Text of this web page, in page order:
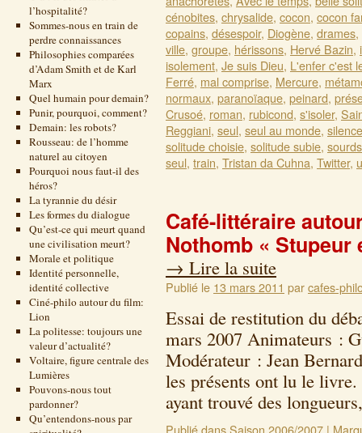
l’hospitalité?
Sommes-nous en train de
perdre connaissances
Philosophies comparées
d’Adam Smith et de Karl
Marx
Quel humain pour demain?
Punir, pourquoi, comment?
Demain: les robots?
Rousseau: de l’homme
naturel au citoyen
Pourquoi nous faut-il des
héros?
La tyrannie du désir
Les formes du dialogue
Qu’est-ce qui meurt quand
une civilisation meurt?
Morale et politique
Identité personnelle,
identité collective
Ciné-philo autour du film:
Lion
La politesse: toujours une
valeur d’actualité?
Voltaire, figure centrale des
Lumières
Pouvons-nous tout
pardonner?
Qu’entendons-nous par
cénobites, chrysalide, cocon, cocon
copains, désespoir, Diogène, drames,
ville, groupe, hérissons, Hervé Bazin,
isolement, Je suis Dieu, L'enfer c'est
Ferré, mal comprise, Mercure,
normaux, paranoïaque, peinard,
Crusoé, roman, rubicond, s'isoler,
Reggiani, seul, seul au monde, silence
solitude choisie, solitude subie, sourds
seul, train, Tristan da Cuhna, Twitter,
Café-littéraire
Nothomb «
→ Lire la suite
Publié le 13 mars 2011 parcafes-
Essai de restitution du
mars 2007 Animateurs :
Modérateur : Jean
les présents ont lu le livre.
ayant trouvé des
Publié dansSaison 2006/2007 |